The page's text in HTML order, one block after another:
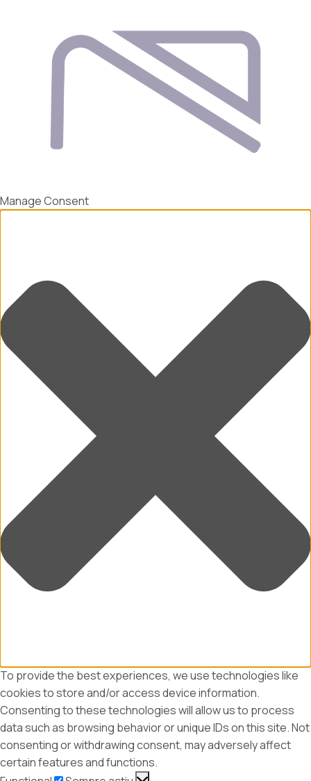
Manage Consent
To provide the best experiences, we use technologies like
cookies to store and/or access device information.
Consenting to these technologies will allow us to process
data such as browsing behavior or unique IDs on this site. Not
consenting or withdrawing consent, may adversely affect
certain features and functions.